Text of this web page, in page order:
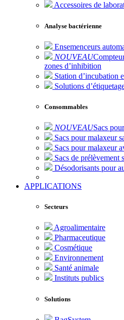
Accessoires de
Analyse bactérienne
Ensemenceurs
NOUVEAU
zones d’inhibition
Station d’incubation
Solutions
Consommables
NOUVEAUSacs
Sacs pour malaxeur
Sacs pour malaxeur
Sacs de prélèvement
Désodorisants pour
APPLICATIONS
Secteurs
Agroalimentaire
Pharmaceutique
Cosmétique
Environnement
Santé animale
Instituts publics
Solutions